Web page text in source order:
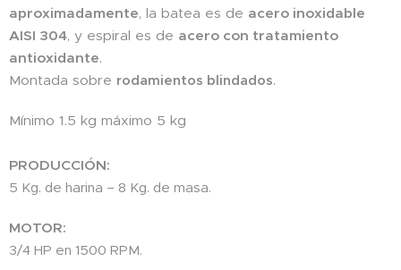
aproximadamente, la batea es de acero inoxidable
AISI 304, y espiral es de acero con tratamiento
antioxidante.
Montada sobre rodamientos blindados.
Mínimo 1.5 kg máximo 5 kg
PRODUCCIÓN:
5 Kg. de harina – 8 Kg. de masa.
MOTOR:
3/4 HP en 1500 RPM.